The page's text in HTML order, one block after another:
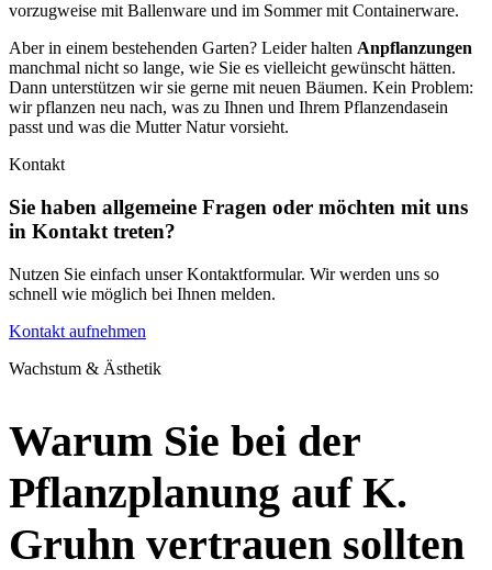
vorzugweise mit Ballenware und im Sommer mit Containerware.
Aber in einem bestehenden Garten? Leider halten Anpflanzungen
manchmal nicht so lange, wie Sie es vielleicht gewünscht hätten.
Dann unterstützen wir sie gerne mit neuen Bäumen. Kein Problem:
wir pflanzen neu nach, was zu Ihnen und Ihrem Pflanzendasein
passt und was die Mutter Natur vorsieht.
Kontakt
Sie haben allgemeine Fragen oder möchten mit uns
in Kontakt treten?
Nutzen Sie einfach unser Kontaktformular. Wir werden uns so
schnell wie möglich bei Ihnen melden.
Kontakt aufnehmen
Wachstum & Ästhetik
Warum Sie bei der
Pflanzplanung auf K.
Gruhn vertrauen sollten